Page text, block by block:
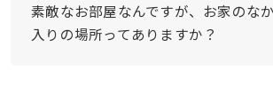
素敵なお部屋なんですが、お家のな
入りの場所ってありますか？